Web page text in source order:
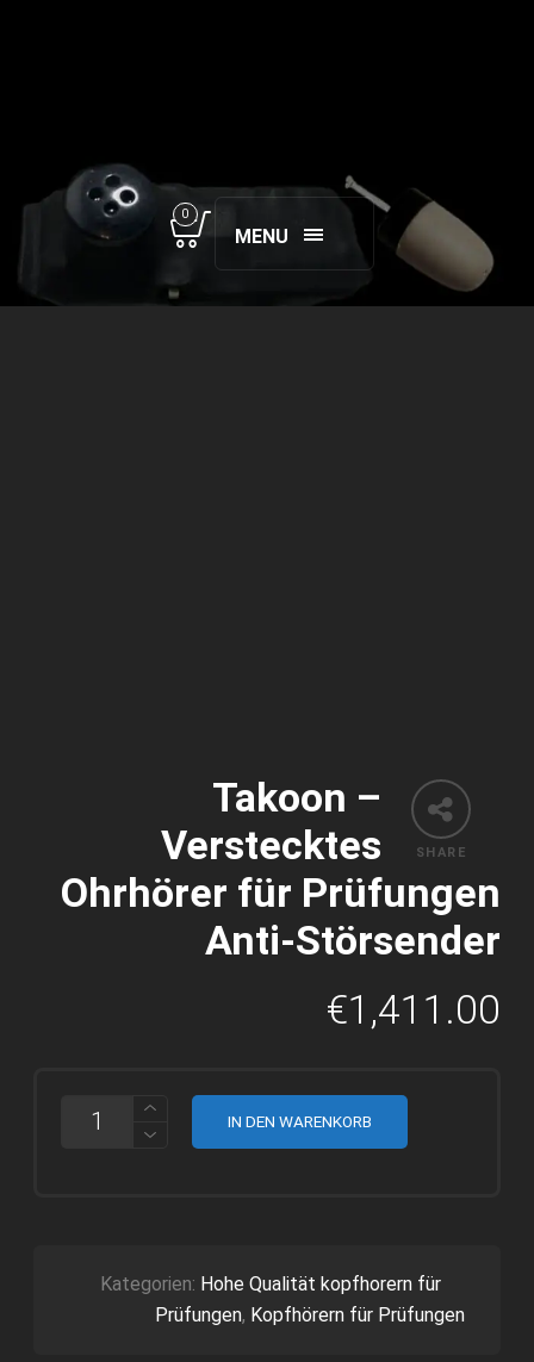
MENU
0
SHARE
Takoon –
Verstecktes
Ohrhörer für Prüfungen
Anti-Störsender
€1,411.00
TAKOON
MENGE
IN DEN WARENKORB
Kategorien: Hohe Qualität kopfhorern für
Prüfungen, Kopfhörern für Prüfungen